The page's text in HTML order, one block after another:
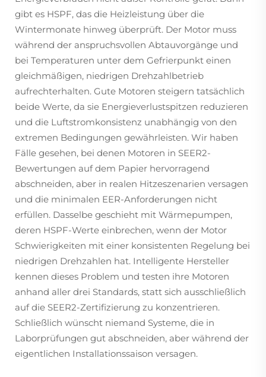
gibt es HSPF, das die Heizleistung über die
Wintermonate hinweg überprüft. Der Motor muss
während der anspruchsvollen Abtauvorgänge und
bei Temperaturen unter dem Gefrierpunkt einen
gleichmäßigen, niedrigen Drehzahlbetrieb
aufrechterhalten. Gute Motoren steigern tatsächlich
beide Werte, da sie Energieverlustspitzen reduzieren
und die Luftstromkonsistenz unabhängig von den
extremen Bedingungen gewährleisten. Wir haben
Fälle gesehen, bei denen Motoren in SEER2-
Bewertungen auf dem Papier hervorragend
abschneiden, aber in realen Hitzeszenarien versagen
und die minimalen EER-Anforderungen nicht
erfüllen. Dasselbe geschieht mit Wärmepumpen,
deren HSPF-Werte einbrechen, wenn der Motor
Schwierigkeiten mit einer konsistenten Regelung bei
niedrigen Drehzahlen hat. Intelligente Hersteller
kennen dieses Problem und testen ihre Motoren
anhand aller drei Standards, statt sich ausschließlich
auf die SEER2-Zertifizierung zu konzentrieren.
Schließlich wünscht niemand Systeme, die in
Laborprüfungen gut abschneiden, aber während der
eigentlichen Installationssaison versagen.